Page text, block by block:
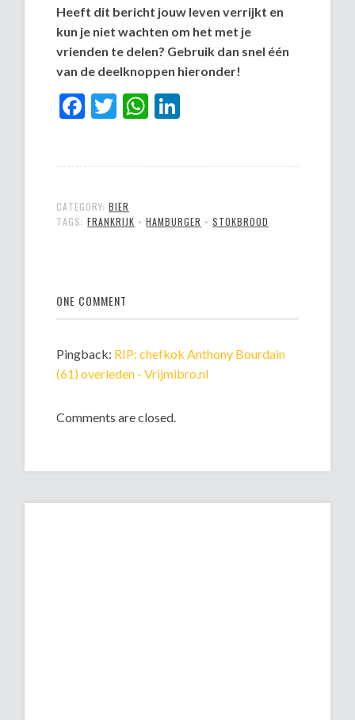
Heeft dit bericht jouw leven verrijkt en
kun je niet wachten om het met je
vrienden te delen? Gebruik dan snel één
van de deelknoppen hieronder!
Facebook
TwitterWhatsApp
CATEGORY:BIER
TAGS:FRANKRIJK •HAMBURGER •STOKBROOD
ONE COMMENT
Pingback: RIP: chefkok Anthony Bourdain
(61) overleden - Vrijmibro.nl
Comments are closed.